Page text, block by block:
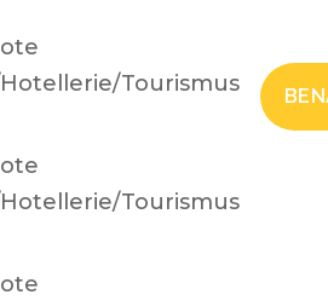
Tourismus
Tourismus